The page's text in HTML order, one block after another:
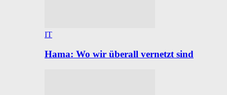
IT
Hama: Wo wir überall vernetzt sind